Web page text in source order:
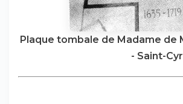
Plaque tombale de Madame de
- Saint-